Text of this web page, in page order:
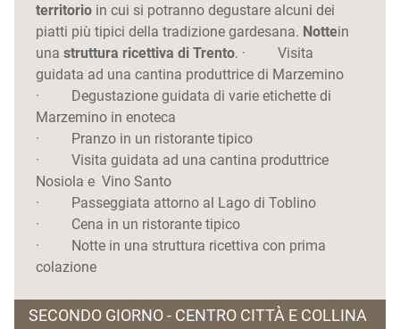
territorio in cui si potranno degustare alcuni dei
piatti più tipici della tradizione gardesana. Nottein
una struttura ricettiva di Trento. · Visita
guidata ad una cantina produttrice di Marzemino
· Degustazione guidata di varie etichette di
Marzemino in enoteca
· Pranzo in un ristorante tipico
· Visita guidata ad una cantina produttrice
Nosiola e Vino Santo
· Passeggiata attorno al Lago di Toblino
· Cena in un ristorante tipico
· Notte in una struttura ricettiva con prima
colazione
SECONDO GIORNO - CENTRO CITTÀ E COLLINA